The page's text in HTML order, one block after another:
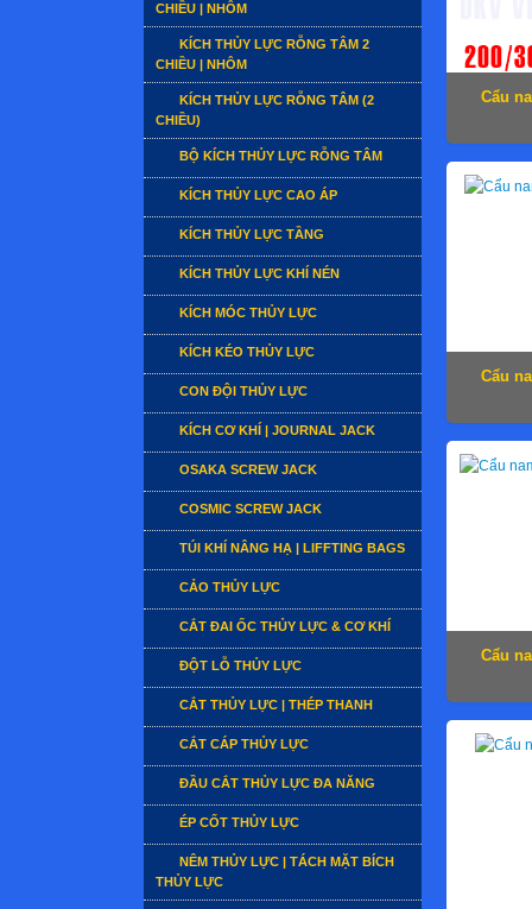
CHIỀU | NHÔM
KÍCH THỦY LỰC RỖNG TÂM 2
CHIỀU | NHÔM
KÍCH THỦY LỰC RỖNG TÂM (2
CHIỀU)
BỘ KÍCH THỦY LỰC RỖNG TÂM
KÍCH THỦY LỰC CAO ÁP
KÍCH THỦY LỰC TẦNG
KÍCH THỦY LỰC KHÍ NÉN
KÍCH MÓC THỦY LỰC
KÍCH KÉO THỦY LỰC
CON ĐỘI THỦY LỰC
KÍCH CƠ KHÍ | JOURNAL JACK
OSAKA SCREW JACK
COSMIC SCREW JACK
TÚI KHÍ NÂNG HẠ | LIFFTING BAGS
CẢO THỦY LỰC
CẮT ĐAI ỐC THỦY LỰC & CƠ KHÍ
ĐỘT LỖ THỦY LỰC
CẮT THỦY LỰC | THÉP THANH
CẮT CÁP THỦY LỰC
ĐẦU CẮT THỦY LỰC ĐA NĂNG
ÉP CỐT THỦY LỰC
NÊM THỦY LỰC | TÁCH MẶT BÍCH
THỦY LỰC
Cẩu
Cẩu
Cẩu